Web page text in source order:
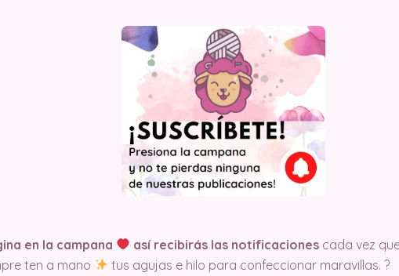
en la campana así recibirás las notificaciones cada vez
ten a mano
tus agujas e hilo para confeccionar maravillas. ?